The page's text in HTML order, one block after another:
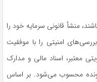
منشأ قانونی سرمایه خود را
امنیتی را با موفقیت
معتبر، اسناد مالی و مدارک
محسوب می‌شود. بر اساس